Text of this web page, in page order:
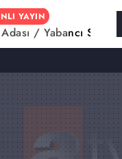
YAYIN
/ Yabancı Sinema